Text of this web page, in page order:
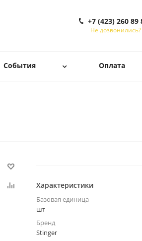
+7 (423) 260 89
Не дозвонились?
События Оплата
Характеристики
Базовая единица
шт
Бренд
Stinger